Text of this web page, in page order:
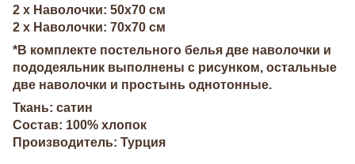
2 х Наволочки: 50х70 см
2 х Наволочки: 70х70 см
*В комплекте постельного белья две наволочки и
пододеяльник выполнены с рисунком, остальные
две наволочки и простынь однотонные.
Ткань: сатин
Состав: 100% хлопок
Производитель: Турция